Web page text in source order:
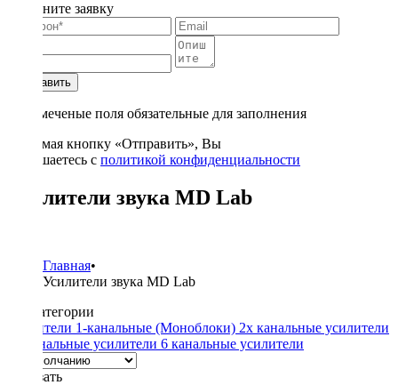
Заполните заявку
Отправить
* - отмеченые поля обязательные для заполнения
Нажимая кнопку «Отправить», Вы
соглашаетесь с политикой конфиденциальности
Усилители звука MD Lab
Главная•
Усилители звука MD Lab
Подкатегории
Усилители 1-канальные (Моноблоки) 2х канальные усилители
4х канальные усилители 6 канальные усилители
Показать